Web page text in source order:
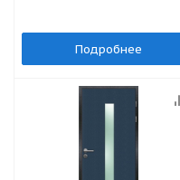
Подробнее